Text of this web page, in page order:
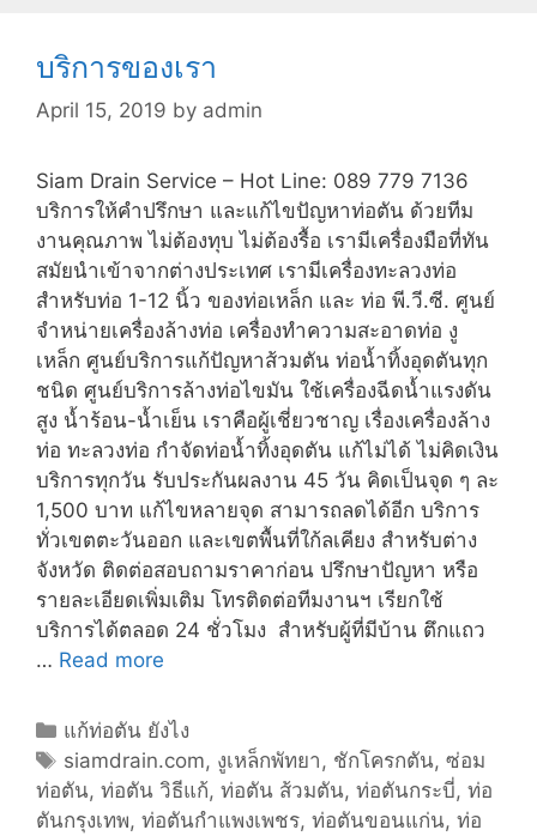
บริการของเรา
April 15, 2019 by admin
Siam Drain Service – Hot Line: 089 779 7136
บริการให้คำปรึกษา และแก้ไขปัญหาท่อตัน ด้วยทีม
งานคุณภาพ ไม่ต้องทุบ ไม่ต้องรื้อ เรามีเครื่องมือที่ทัน
สมัยนำเข้าจากต่างประเทศ เรามีเครื่องทะลวงท่อ
สำหรับท่อ 1-12 นิ้ว ของท่อเหล็ก และ ท่อ พี.วี.ซี. ศูนย์
จำหน่ายเครื่องล้างท่อ เครื่องทำความสะอาดท่อ งู
เหล็ก ศูนย์บริการแก้ปัญหาส้วมตัน ท่อน้ำทิ้งอุดตันทุก
ชนิด ศูนย์บริการล้างท่อไขมัน ใช้เครื่องฉีดน้ำแรงดัน
สูง น้ำร้อน-น้ำเย็น เราคือผู้เชี่ยวชาญ เรื่องเครื่องล้าง
ท่อ ทะลวงท่อ กำจัดท่อน้ำทิ้งอุดตัน แก้ไม่ได้ ไม่คิดเงิน
บริการทุกวัน รับประกันผลงาน 45 วัน คิดเป็นจุด ๆ ละ
1,500 บาท แก้ไขหลายจุด สามารถลดได้อีก บริการ
ทั่วเขตตะวันออก และเขตพื้นที่ใก้ลเคียง สำหรับต่าง
จังหวัด ติดต่อสอบถามราคาก่อน ปรึกษาปัญหา หรือ
รายละเอียดเพิ่มเติม โทรติดต่อทีมงานฯ เรียกใช้
บริการได้ตลอด 24 ชั่วโมง สำหรับผู้ที่มีบ้าน ตึกแถว
… Read more
ก
ร
ข
C
a
t
e
แก้ท่อตัน ยังไง
T
a
g
siamdrain.com, งูเหล็กพัทยา , ชักโครกตัน,ซ่อม
ท่อตัน, ท่อตัน วิธีแก้, ท่อตัน ส้วมตัน, ท่อตันกระบี่, ท่อ
ตันกรุงเทพ, ท่อตันกำแพงเพชร, ท่อตันขอนแก่น, ท่อ